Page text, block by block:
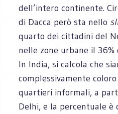
dell’intero continente.
di Dacca però sta nello
quarto dei cittadini del
nelle zone urbane il
In India, si calcola che
complessivamente
quartieri informali, a
Delhi, e la percentuale è